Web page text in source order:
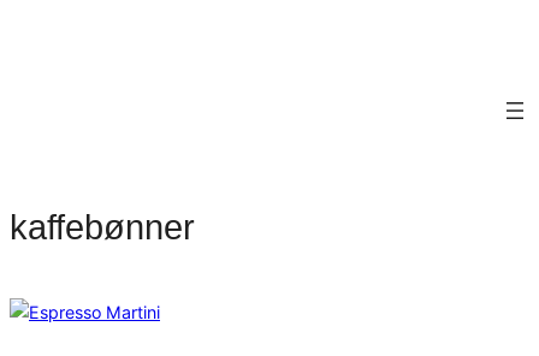
kaffebønner